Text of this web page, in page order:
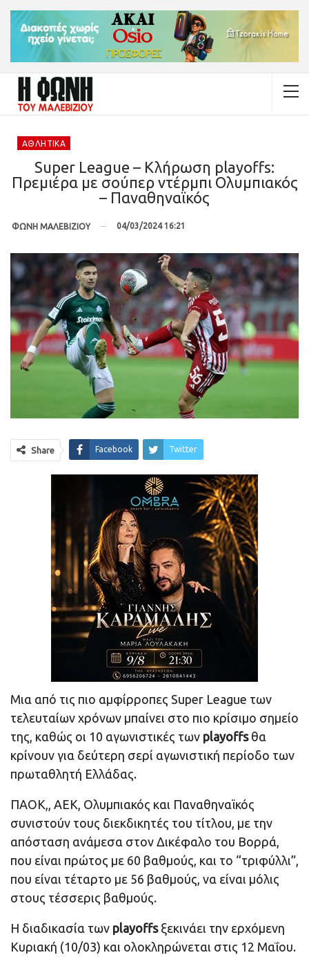
ΑΘΛΗΤΙΚΆ
Super League – Κλήρωση playoffs:
Πρεμιέρα με σούπερ ντέρμπι Ολυμπιακός
– Παναθηναϊκός
ΦΩΝΗ ΜΑΛΕΒΙΖΙΟΥ 04/03/2024 16:21
Share Facebook Twitter
Μια από τις πιο αμφίρροπες Super League των
τελευταίων χρόνων μπαίνει στο πιο κρίσιμο σημείο
της, καθώς οι 10 αγωνιστικές των playoffs θα
κρίνουν για δεύτερη σερί αγωνιστική περίοδο των
πρωταθλητή Ελλάδας.
ΠΑΟΚ,, ΑΕΚ, Ολυμπιακός και Παναθηναϊκός
συνιστούν τους διεκδικητές του τίτλου, με την
απόσταση ανάμεσα στον Δικέφαλο του Βορρά,
που είναι πρώτος με 60 βαθμούς, και το “τριφύλλι”,
που είναι τέταρτο με 56 βαθμούς, να είναι μόλις
στους τέσσερις βαθμούς.
Η διαδικασία των playoffs ξεκινάει την ερχόμενη
Κυριακή (10/03) και ολοκληρώνεται στις 12 Μαΐου.